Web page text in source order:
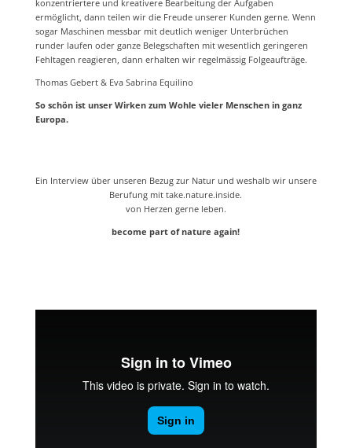
konzentriertere und kreativere Bearbeitung der Aufgaben
ermöglicht, dann teilen wir die Freude unserer Kunden gerne. Wenn
sogar Maschinen messbar mit deutlich weniger Unterbrüchen
runder laufen oder ganze Belegschaften mit wesentlich geringeren
Fehltagen reagieren, dann erhalten wir regelmässig Folgeaufträge.
Thomas Gebert & Eva Sabrina Equilino
So schön ist unser Wirken zum Wohle vieler Menschen in ganz
Europa.
Ein Interview über unseren Bezug zur Natur und weshalb wir unsere
Berufung mit take.nature.inside.
von Herzen gerne leben.
become part of nature again!